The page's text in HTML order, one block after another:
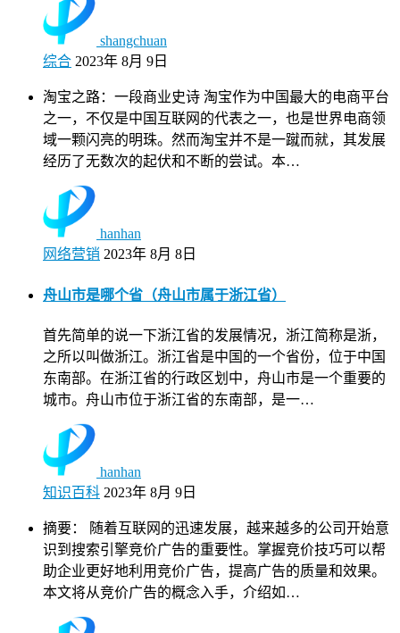
shangchuan
综合 2023年 8月 9日
淘宝之路：一段商业史诗 淘宝作为中国最大的电商平台
之一，不仅是中国互联网的代表之一，也是世界电商领
域一颗闪亮的明珠。然而淘宝并不是一蹴而就，其发展
经历了无数次的起伏和不断的尝试。本…
hanhan
网络营销 2023年 8月 8日
舟山市是哪个省（舟山市属于浙江省）
首先简单的说一下浙江省的发展情况，浙江简称是浙，
之所以叫做浙江。浙江省是中国的一个省份，位于中国
东南部。在浙江省的行政区划中，舟山市是一个重要的
城市。舟山市位于浙江省的东南部，是一…
hanhan
知识百科 2023年 8月 9日
摘要： 随着互联网的迅速发展，越来越多的公司开始意
识到搜索引擎竞价广告的重要性。掌握竞价技巧可以帮
助企业更好地利用竞价广告，提高广告的质量和效果。
本文将从竞价广告的概念入手，介绍如…